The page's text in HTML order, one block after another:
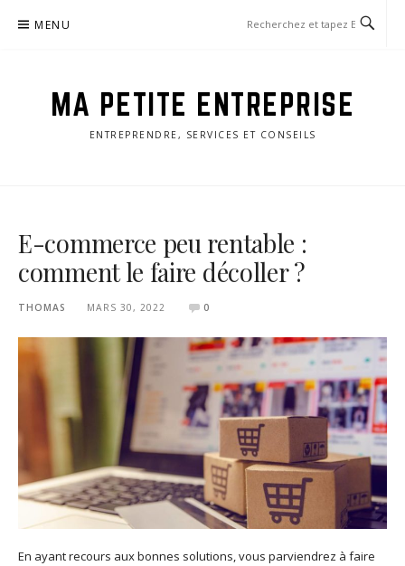
MENU
MA PETITE ENTREPRISE
ENTREPRENDRE, SERVICES ET CONSEILS
E-commerce peu rentable :
comment le faire décoller ?
THOMAS MARS 30, 2022 0
En ayant recours aux bonnes solutions, vous parviendrez à faire